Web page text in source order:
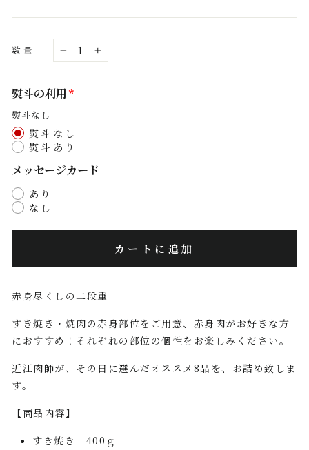
価
数量
+
熨斗の利用
熨斗なし
熨斗なし
熨斗あり
メッセージカード
あり
なし
カートに追加
赤身尽くしの二段重
すき焼き・焼肉の赤身部位をご用意、赤身肉がお好きな方
におすすめ！それぞれの部位の個性をお楽しみください。
近江肉師が、その日に選んだオススメ8品を、お詰め致しま
す。
【商品内容】
すき焼き 400ｇ